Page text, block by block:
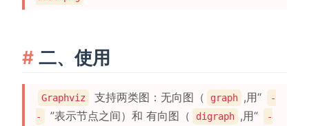
二、使用
Graphviz 支持两类图：无向图（ graph ,用“
-
-
”表示节点之间）和 有向图（ digraph ,用“
-